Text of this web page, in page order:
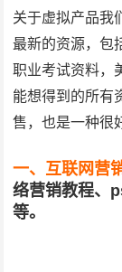
关于虚拟产品我
最新的资源，包
职业考试资料，
能想得到的所有
售，也是一种很
一、 互联网营
络营销教程、
等。